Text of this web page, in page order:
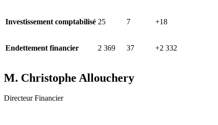
Investissement comptabilisé 25 7 +18
Endettement financier 2 369 37 +2 332
M. Christophe Allouchery
Directeur Financier